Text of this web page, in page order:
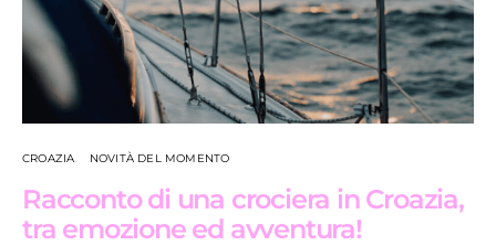
CROAZIA NOVITÀ DEL MOMENTO
Racconto di una crociera in Croazia,
tra emozione ed avventura!